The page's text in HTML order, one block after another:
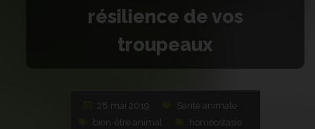
résilience de vos
troupeaux
28 mai 2019
Santé animale
bien-être animal
homéostasie